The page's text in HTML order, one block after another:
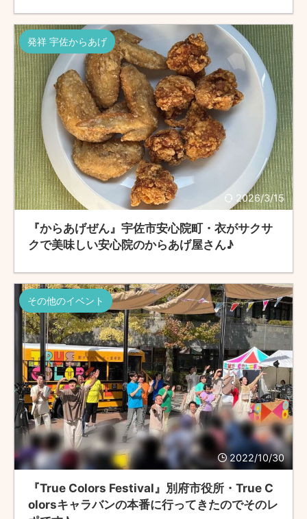
2026/3/15
発祥 宇佐からあげ
『からあげぜん』宇佐市安心院町・衣がサクサ
クで美味しい安心院のからあげ屋さん♪
2022/10/30
その他のイベント
『True Colors Festival』別府市役所・True C
olorsキャラバンの本番に行ってきたのでそのレ